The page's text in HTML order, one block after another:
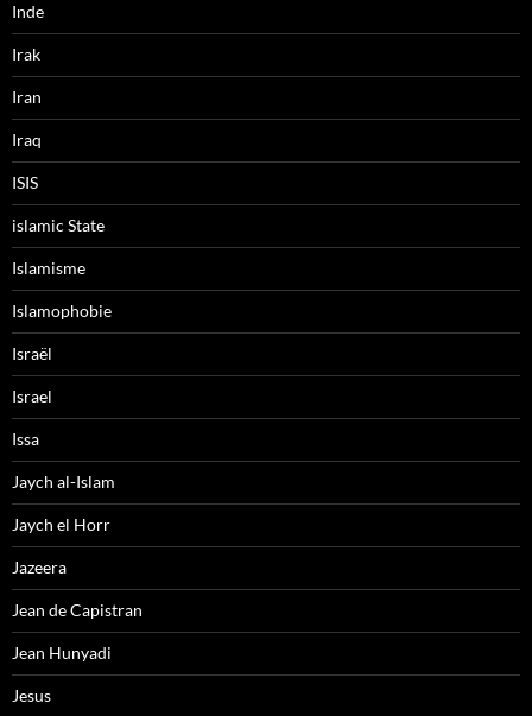
Inde
Irak
Iran
Iraq
ISIS
islamic State
Islamisme
Islamophobie
Israël
Israel
Issa
Jaych al-Islam
Jaych el Horr
Jazeera
Jean de Capistran
Jean Hunyadi
Jesus